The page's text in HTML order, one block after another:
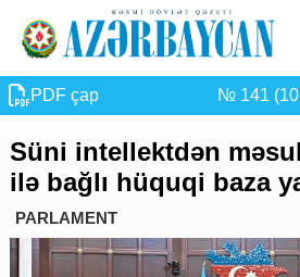
PDF çap № 141
Süni intellektdən
ilə bağlı hüquqi baza
PARLAMENT